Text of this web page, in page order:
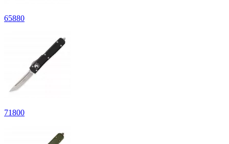
65880
71800